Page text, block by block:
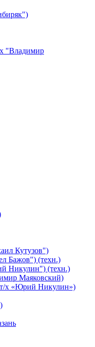
х "Владимир
Кутузов")
Бажов") (техн.)
Никулин") (техн.)
Маяковский)
т/х «Юрий Никулин»)